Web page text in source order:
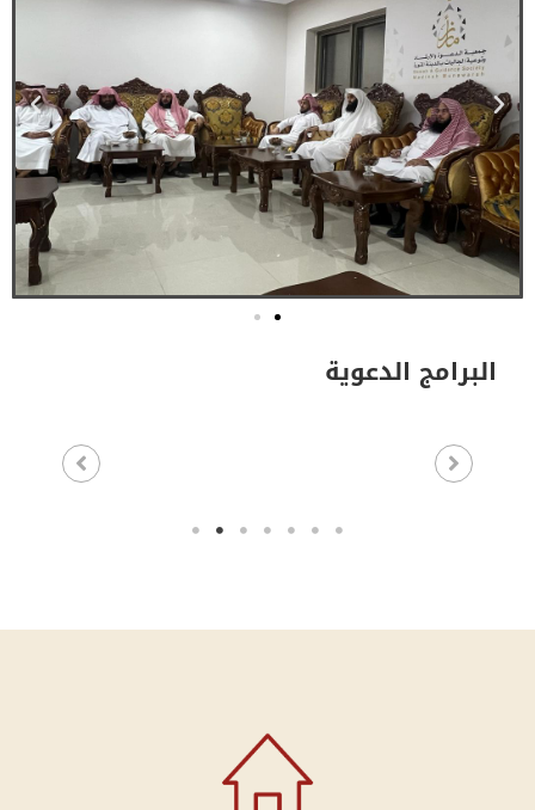
البرامج الدعوية